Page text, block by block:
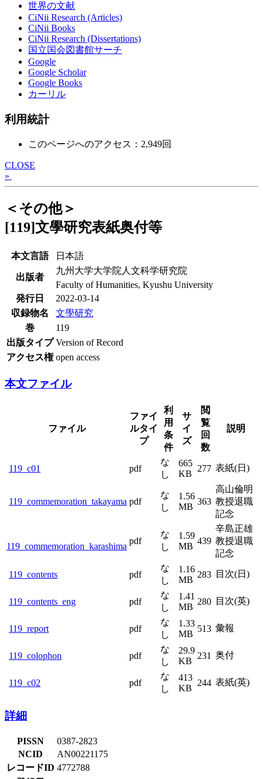
世界の文献
CiNii Research (Articles)
CiNii Books
CiNii Research (Dissertations)
国立国会図書館サーチ
Google
Google Scholar
Google Books
カーリル
利用統計
このページへのアクセス：2,949回
CLOSE
»
＜その他＞
[119]文學研究表紙奥付等
本文言語 日本語
出版者
九州大学大学院人文科学研究院
Faculty of Humanities, Kyushu University
発行日
2022-03-14
収録物名
文學研究
巻
119
出版タイプ Version of Record
アクセス権 open access
本文ファイル
ファイル
ファイ
ルタイ
プ
利
用
条
件
サ
イ
ズ
閲
覧
回
数
説明
119_c01 pdf
な
し
665
KB
277 表紙(日)
119_commemoration_takayama pdf
な
し
1.56
MB
363
高山倫明
教授退職
記念
119_commemoration_karashima
pdf
な
し
1.59
MB
439
辛島正雄
教授退職
記念
119_contents pdf
な
し
1.16
MB
283 目次(日)
119_contents_eng pdf
な
し
1.41
MB
280 目次(英)
119_report pdf
な
し
1.33
MB
513 彙報
119_colophon pdf
な
し
29.9
KB
231 奥付
119_c02 pdf
な
し
413
KB
244 表紙(英)
詳細
PISSN
0387-2823
NCID
AN00221175
レコードID 4772788